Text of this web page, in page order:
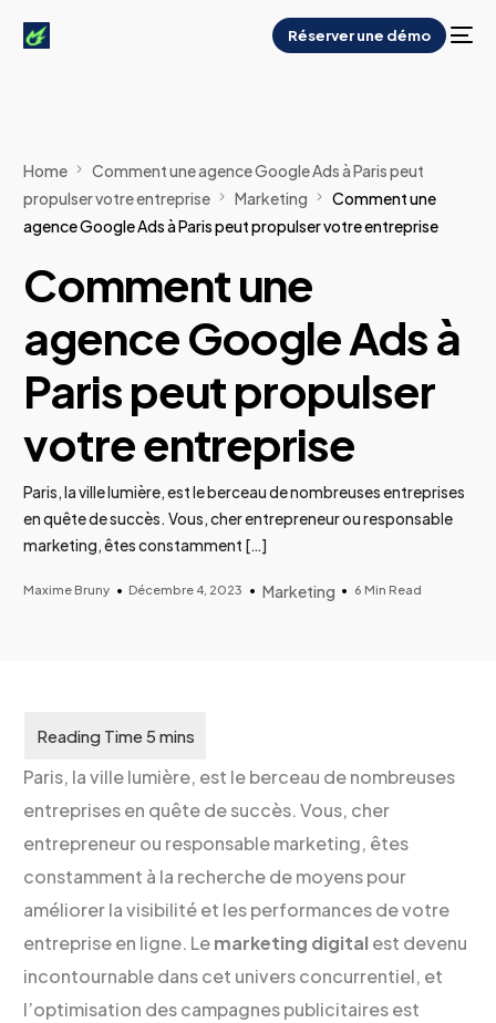
Réserver une démo
Home
Comment une agence Google Ads à Paris peut
propulser votre entreprise
Marketing
Comment une
agence Google Ads à Paris peut propulser votre entreprise
Comment une
agence Google Ads à
Paris peut propulser
votre entreprise
Paris, la ville lumière, est le berceau de nombreuses entreprises
en quête de succès. Vous, cher entrepreneur ou responsable
marketing, êtes constamment […]
Maxime Bruny Décembre 4, 2023 Marketing 6 Min Read
Paris, la ville lumière, est le berceau de nombreuses
entreprises en quête de succès. Vous, cher
entrepreneur ou responsable marketing, êtes
constamment à la recherche de moyens pour
améliorer la visibilité et les performances de votre
entreprise en ligne. Lemarketing digital est devenu
incontournable dans cet univers concurrentiel, et
l’optimisation des campagnes publicitaires est